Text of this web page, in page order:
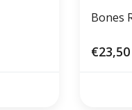
Bones
€23,50